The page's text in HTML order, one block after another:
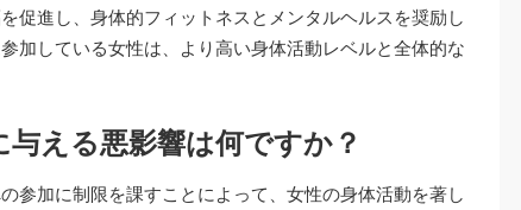
促進し、身体的フィットネスとメンタルヘルスを奨励し
加している女性は、より高い身体活動レベルと全体的な
える悪影響は何ですか？
参加に制限を課すことによって、女性の身体活動を著し